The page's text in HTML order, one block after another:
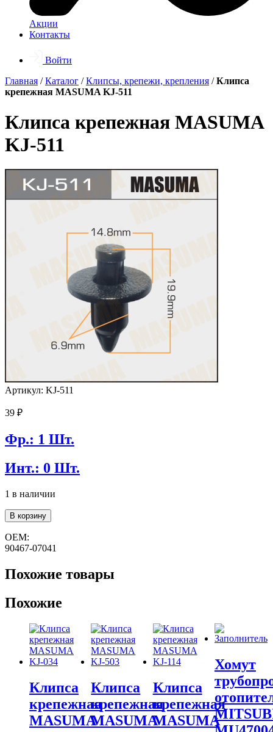
Акции
Контакты
Войти
Главная /Каталог /Клипсы, крепежи, крепления /Клипса
крепежная MASUMA KJ-511
Клипса крепежная MASUMA
KJ-511
Артикул: KJ-511
39 ₽
Фр.: 1 Шт.
Инт.: 0 Шт.
1 в наличии
Количество
товара
Клипса
крепежная
KJ-
511
В корзину
OEM:
90467-07041
Похожие товары
Похожие
Клипса
крепежная
MASUMA
Клипса
крепежная
MASUMA
Клипса
крепежная
MASUMA
Хомут